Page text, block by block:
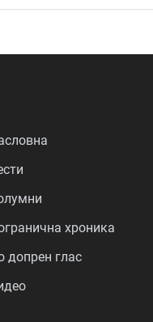
хроника
допрен глас